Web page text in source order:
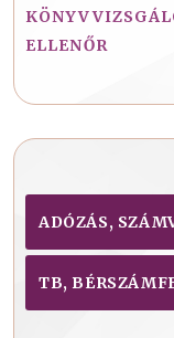
ELLENŐR
ADÓZÁS,
TB,